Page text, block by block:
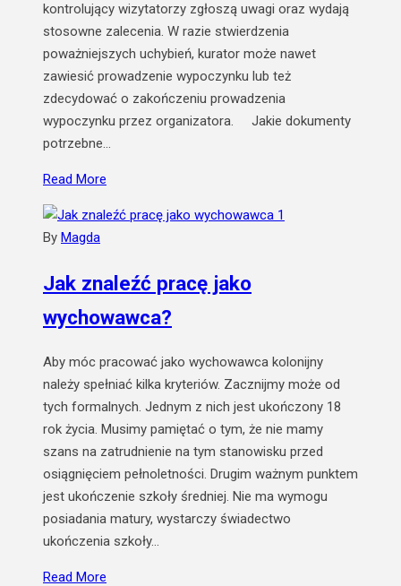
kontrolujący wizytatorzy zgłoszą uwagi oraz wydają
stosowne zalecenia. W razie stwierdzenia
poważniejszych uchybień, kurator może nawet
zawiesić prowadzenie wypoczynku lub też
zdecydować o zakończeniu prowadzenia
wypoczynku przez organizatora. Jakie dokumenty
potrzebne…
Read More
By Magda
Jak znaleźć pracę jako
wychowawca?
Aby móc pracować jako wychowawca kolonijny
należy spełniać kilka kryteriów. Zacznijmy może od
tych formalnych. Jednym z nich jest ukończony 18
rok życia. Musimy pamiętać o tym, że nie mamy
szans na zatrudnienie na tym stanowisku przed
osiągnięciem pełnoletności. Drugim ważnym punktem
jest ukończenie szkoły średniej. Nie ma wymogu
posiadania matury, wystarczy świadectwo
ukończenia szkoły…
Read More